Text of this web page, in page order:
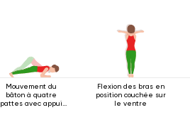
Mouvement du
bâton à quatre
pattes avec appui
Flexion des bras en
position couchée sur
le ventre